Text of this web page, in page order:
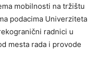
mobilnosti na tržištu
podacima Univerziteta
radnici u
mesta rada i provode